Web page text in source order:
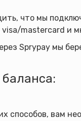
что мы
mastercard и
Sprypay мы
способов, вам